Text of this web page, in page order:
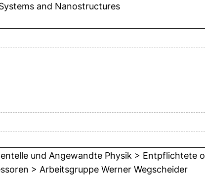
and Nanostructures
und Angewandte Physik > Entpflichtete
> Arbeitsgruppe Werner Wegscheider